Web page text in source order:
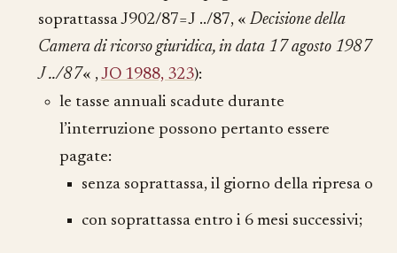
soprattassa J902/87=J ../87, «Decisione della
Camera di ricorso giuridica, in data 17 agosto 1987
J ../87« ,JO 1988, 323):
le tasse annuali scadute durante
l’interruzione possono pertanto essere
pagate:
senza soprattassa, il giorno della ripresa o
con soprattassa entro i 6 mesi successivi;